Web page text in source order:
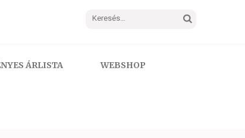
Keresés:
ÁRLISTA WEBSHOP